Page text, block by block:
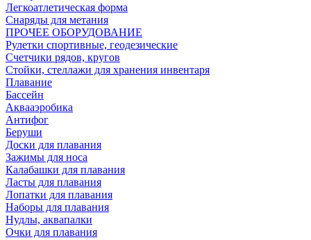
Легкоатлетическая форма
Снаряды для метания
ПРОЧЕЕ ОБОРУДОВАНИЕ
Рулетки спортивные, геодезические
Счетчики рядов, кругов
Стойки, стеллажи для хранения инвентаря
Плавание
Бассейн
Аквааэробика
Антифог
Беруши
Доски для плавания
Зажимы для носа
Калабашки для плавания
Ласты для плавания
Лопатки для плавания
Наборы для плавания
Нудлы, аквапалки
Очки для плавания